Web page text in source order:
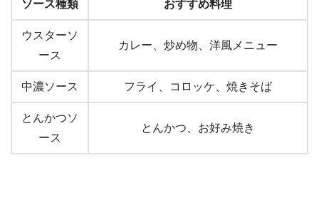
ソース種類 おすすめ料理
ウスターソ
ース
カレー、炒め物、洋風メニュー
中濃ソース フライ、コロッケ、焼きそば
とんかつソ
ース
とんかつ、お好み焼き